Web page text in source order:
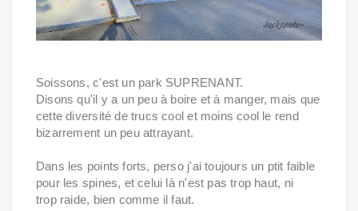
Soissons, c'est un park SUPRENANT.
Disons qu'il y a un peu à boire et à manger, mais que
cette diversité de trucs cool et moins cool le rend
bizarrement un peu attrayant.
Dans les points forts, perso j'ai toujours un ptit faible
pour les spines, et celui là n'est pas trop haut, ni
trop raide, bien comme il faut.